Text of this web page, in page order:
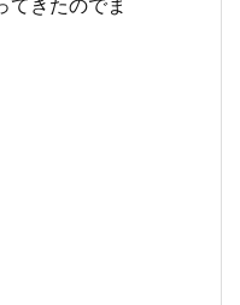
きたのでま